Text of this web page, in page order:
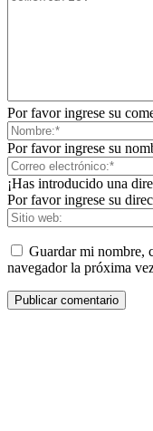
Por favor ingrese su
Por favor ingrese su
¡Has introducido una
Por favor ingrese su
Guardar mi nombre,
navegador la próxima